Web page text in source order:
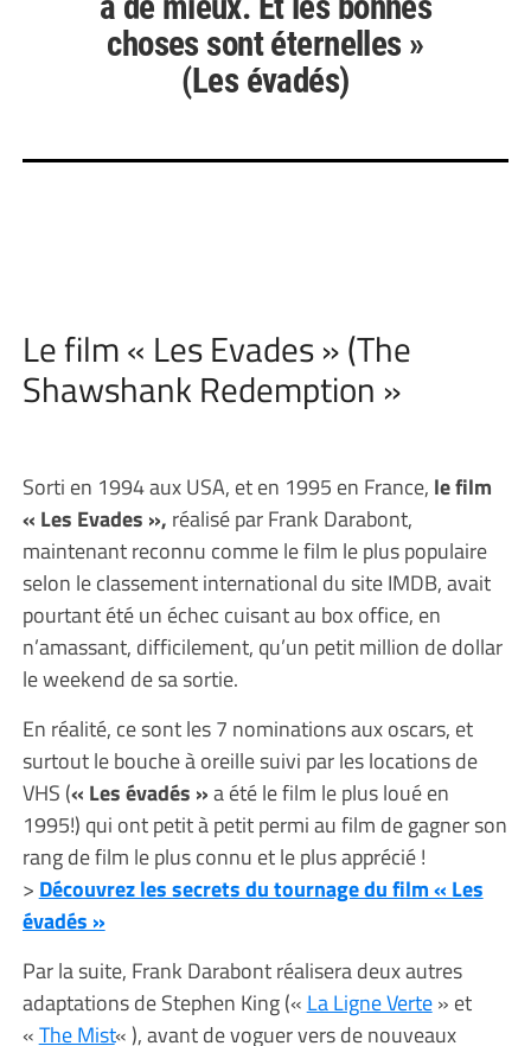
choses sont éternelles »
(Les évadés)
Le film « Les Evades » (The
Shawshank Redemption »
Sorti en 1994 aux USA, et en 1995 en France, le film
« Les Evades », réalisé par Frank Darabont,
maintenant reconnu comme le film le plus populaire
selon le classement international du site IMDB, avait
pourtant été un échec cuisant au box office, en
n’amassant, difficilement, qu’un petit million de dollar
le weekend de sa sortie.
En réalité, ce sont les 7 nominations aux oscars, et
surtout le bouche à oreille suivi par les locations de
VHS (« Les évadés »a été le film le plus loué en
1995!) qui ont petit à petit permi au film de gagner son
rang de film le plus connu et le plus apprécié !
> Découvrez les secrets du tournage du film « Les
évadés »
Par la suite, Frank Darabont réalisera deux autres
adaptations de Stephen King (« La Ligne Verte» et
«The Mist« ), avant de voguer vers de nouveaux